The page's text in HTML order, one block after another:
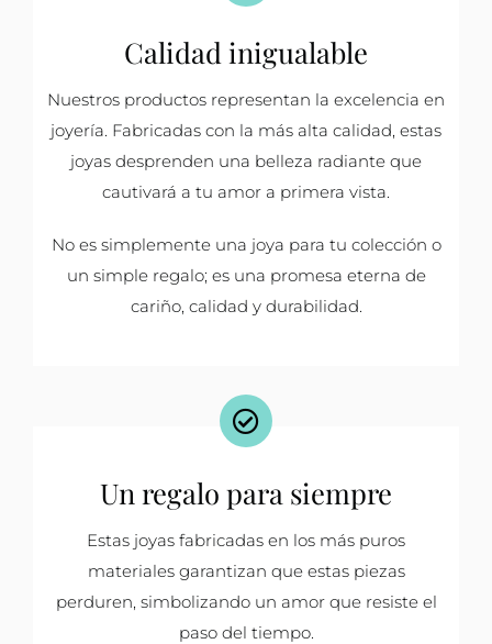
Calidad inigualable
Nuestros productos representan la excelencia en
joyería. Fabricadas con la más alta calidad, estas
joyas desprenden una belleza radiante que
cautivará a tu amor a primera vista.
No es simplemente una joya para tu colección o
un simple regalo; es una promesa eterna de
cariño, calidad y durabilidad.
Un regalo para siempre
Estas joyas fabricadas en los más puros
materiales garantizan que estas piezas
perduren, simbolizando un amor que resiste el
paso del tiempo.